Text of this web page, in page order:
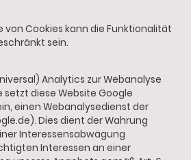
von Cookies kann die Funktionalität
sein.
Analytics zur Webanalyse
setzt diese Website Google
einen Webanalysedienst der
Dies dient der Wahrung
Interessensabwägung
Interessen an einer